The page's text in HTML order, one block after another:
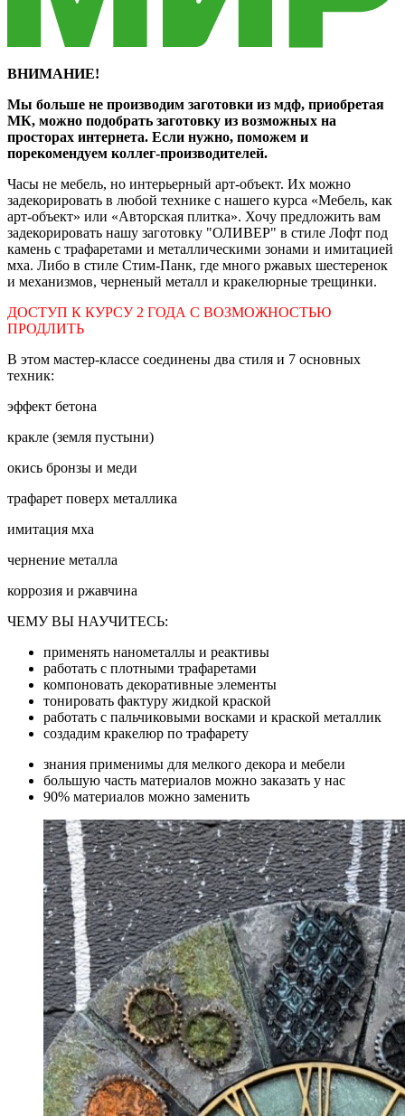
ВНИМАНИЕ!
Мы больше не производим заготовки из мдф, приобретая
МК, можно подобрать заготовку из возможных на
просторах интернета. Если нужно, поможем и
порекомендуем коллег-производителей.
Часы не мебель, но интерьерный арт-объект. Их можно
задекорировать в любой технике с нашего курса «Мебель, как
арт-объект» или «Авторская плитка». Хочу предложить вам
задекорировать нашу заготовку "ОЛИВЕР" в стиле Лофт под
камень с трафаретами и металлическими зонами и имитацией
мха. Либо в стиле Стим-Панк, где много ржавых шестеренок
и механизмов, черненый металл и кракелюрные трещинки.
ДОСТУП К КУРСУ 2 ГОДА С ВОЗМОЖНОСТЬЮ
ПРОДЛИТЬ
В этом мастер-классе соединены два стиля и 7 основных
техник:
эффект бетона
кракле (земля пустыни)
окись бронзы и меди
трафарет поверх металлика
имитация мха
чернение металла
коррозия и ржавчина
ЧЕМУ ВЫ НАУЧИТЕСЬ:
применять нанометаллы и реактивы
работать с плотными трафаретами
компоновать декоративные элементы
тонировать фактуру жидкой краской
работать с пальчиковыми восками и краской металлик
создадим кракелюр по трафарету
знания применимы для мелкого декора и мебели
большую часть материалов можно заказать у нас
90% материалов можно заменить